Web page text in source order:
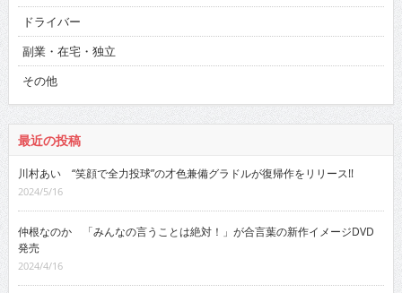
ドライバー
副業・在宅・独立
その他
最近の投稿
川村あい “笑顔で全力投球”の才色兼備グラドルが復帰作をリリース!!
2024/5/16
仲根なのか 「みんなの言うことは絶対！」が合言葉の新作イメージDVD
発売
2024/4/16